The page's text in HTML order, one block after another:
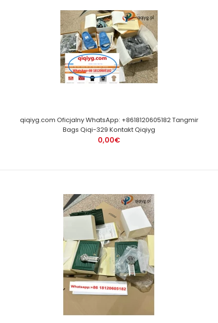
qiqiyg.com Oficjalny WhatsApp: +8618120605182 Tangmir
Bags Qiqi-329 Kontakt Qiqiyg
0,00€